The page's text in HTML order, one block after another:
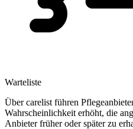
Warteliste
Über carelist führen
Wahrscheinlichkeit erhöht, die
Anbieter früher oder später zu